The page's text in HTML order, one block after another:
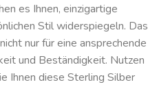
es Ihnen, einzigartige
Stil widerspiegeln. Das
nur für eine ansprechende
und Beständigkeit. Nutzen
Ihnen diese Sterling Silber